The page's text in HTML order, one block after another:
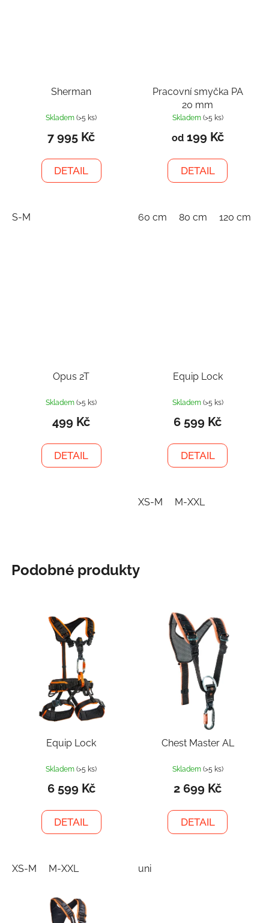
Sherman
Skladem(>5 ks)
7 995 Kč
DETAIL
S-M
Pracovní smyčka PA
20 mm
Skladem (>5 ks)
od199 Kč
DETAIL
60 cm 80 cm 120 cm
Opus 2T
Skladem(>5 ks)
499 Kč
DETAIL
Equip Lock
Skladem (>5 ks)
6 599 Kč
DETAIL
XS-M M-XXL
Podobné produkty
Equip Lock
Skladem(>5 ks)
6 599 Kč
DETAIL
XS-M M-XXL
Chest Master AL
Skladem (>5 ks)
2 699 Kč
DETAIL
uni